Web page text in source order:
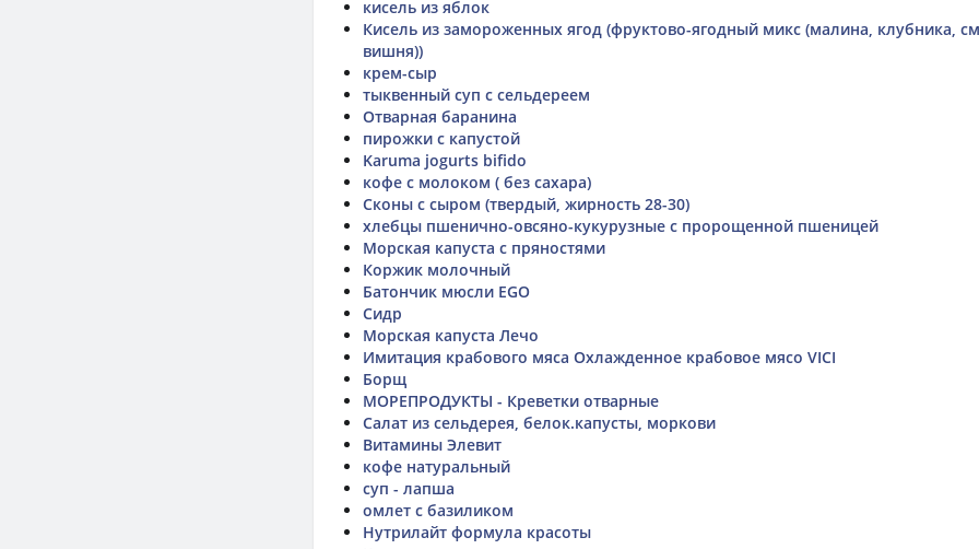
кисель из яблок
Кисель из замороженных ягод (фруктово-ягодный микс (малина, клубника,
вишня))
крем-сыр
тыквенный суп с сельдереем
Отварная баранина
пирожки с капустой
Karuma jogurts bifido
кофе с молоком ( без сахара)
Сконы с сыром (твердый, жирность 28-30)
хлебцы пшенично-овсяно-кукурузные с пророщенной пшеницей
Морская капуста с пряностями
Коржик молочный
Батончик мюсли EGO
Сидр
Морская капуста Лечо
Имитация крабового мяса Охлажденное крабовое мясо VICI
Борщ
МОРЕПРОДУКТЫ - Креветки отварные
Салат из сельдерея, белок.капусты, моркови
Витамины Элевит
кофе натуральный
суп - лапша
омлет с базиликом
Нутрилайт формула красоты